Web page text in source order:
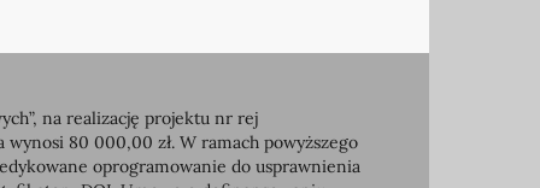
na realizację projektu nr rej
80 000,00 zł. W ramach powyższego
oprogramowanie do usprawnienia